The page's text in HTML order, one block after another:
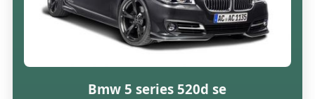
Bmw 5 series 520d se